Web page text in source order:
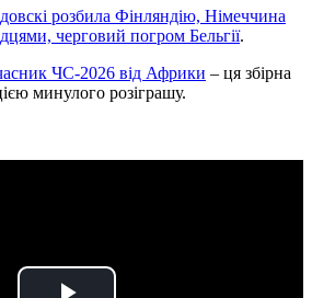
розбила Фінляндію, Німеччина
черговий погром Бельгії.
ЧС-2026 від Африки – ця збірна
минулого розіграшу.